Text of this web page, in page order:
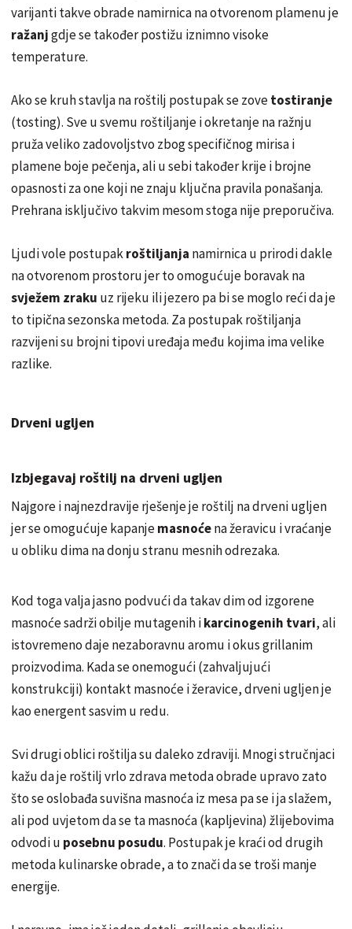
varijanti takve obrade namirnica na otvorenom plamenu je
ražanjgdje se također postižu iznimno visoke
temperature.
Ako se kruh stavlja na roštilj postupak se zovetostiranje
(tosting). Sve u svemu roštiljanje i okretanje na ražnju
pruža veliko zadovoljstvo zbog specifičnog mirisa i
plamene boje pečenja, ali u sebi također krije i brojne
opasnosti za one koji ne znaju ključna pravila ponašanja.
Prehrana isključivo takvim mesom stoga nije preporučiva.
Ljudi vole postupakroštiljanja namirnica u prirodi dakle
na otvorenom prostoru jer to omogućuje boravak na
svježem zraku uz rijeku ili jezero pa bi se moglo reći da je
to tipična sezonska metoda. Za postupak roštiljanja
razvijeni su brojni tipovi uređaja među kojima ima velike
razlike.
Drveni ugljen
Izbjegavaj roštilj na drveni ugljen
Najgore i najnezdravije rješenje je roštilj na drveni ugljen
jer se omogućuje kapanjemasnoćena žeravicu i vraćanje
u obliku dima na donju stranu mesnih odrezaka.
Kod toga valja jasno podvući da takav dim od izgorene
masnoće sadrži obilje mutagenih ikarcinogenih tvari, ali
istovremeno daje nezaboravnu aromu i okus grillanim
proizvodima. Kada se onemogući (zahvaljujući
konstrukciji) kontakt masnoće i žeravice, drveni ugljen je
kao energent sasvim u redu.
Svi drugi oblici roštilja su daleko zdraviji. Mnogi stručnjaci
kažu da je roštilj vrlo zdrava metoda obrade upravo zato
što se oslobađa suvišna masnoća iz mesa pa se i ja slažem,
ali pod uvjetom da se ta masnoća (kapljevina) žlijebovima
odvodi u posebnu posudu. Postupak je kraći od drugih
metoda kulinarske obrade, a to znači da se troši manje
energije.